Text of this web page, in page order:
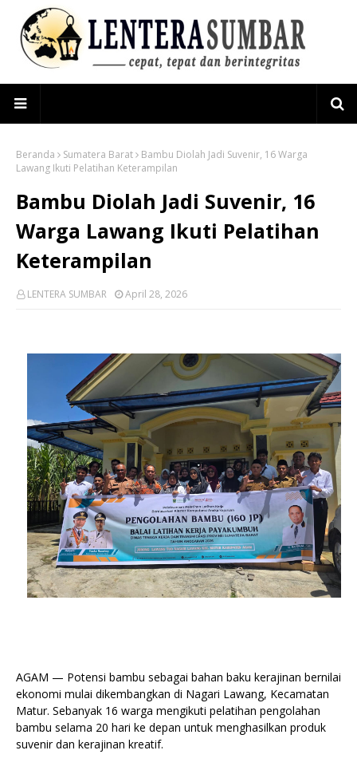
Beranda Sumatera Barat
Bambu Diolah Jadi Suvenir, 16 Warga
Lawang Ikuti Pelatihan Keterampilan
Bambu Diolah Jadi Suvenir, 16
Warga Lawang Ikuti Pelatihan
Keterampilan
LENTERA SUMBAR April 28, 2026
AGAM — Potensi bambu sebagai bahan baku kerajinan bernilai
ekonomi mulai dikembangkan di Nagari Lawang, Kecamatan
Matur. Sebanyak 16 warga mengikuti pelatihan pengolahan
bambu selama 20 hari ke depan untuk menghasilkan produk
suvenir dan kerajinan kreatif.